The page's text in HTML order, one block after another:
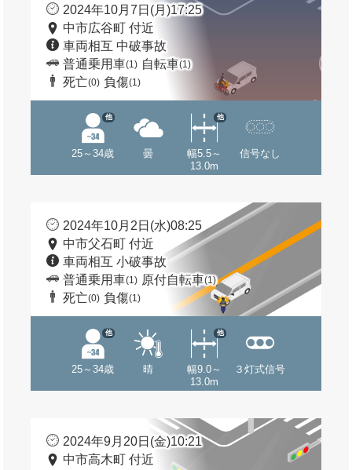
2024年10月7日(月)17:25
中市広谷町 付近
車両相互 中破事故
普通乗用車(1) 自転車(1)
死亡(0) 負傷(1)
25～34歳
他
曇
幅5.5～
13.0m
他
信号なし
2024年10月2日(水)08:25
中市父石町 付近
車両相互 小破事故
普通乗用車(1) 原付自転車(1)
死亡(0) 負傷(1)
25～34歳
他
晴
幅9.0～
13.0m
他
３灯式信号
2024年9月20日(金)10:21
中市高木町 付近